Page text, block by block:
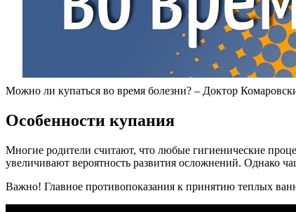
Можно ли купаться во время болезни? – Доктор
Особенности купания
Многие родители считают, что любые гигиенические
увеличивают вероятность развития осложнений. Однако
Важно! Главное противопоказания к принятию теплых